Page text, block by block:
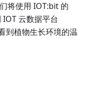
将使用 IOT:bit 的
云数据平台
到植物生长环境的温